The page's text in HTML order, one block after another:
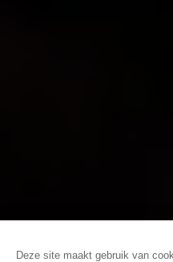
Deze site maakt gebruik van
ONTVANGST